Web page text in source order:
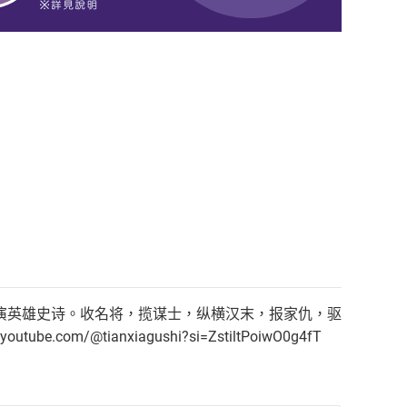
雄史诗。收名将，揽谋士，纵横汉末，报家仇，驱
@tianxiagushi?si=ZstiltPoiwO0g4fT